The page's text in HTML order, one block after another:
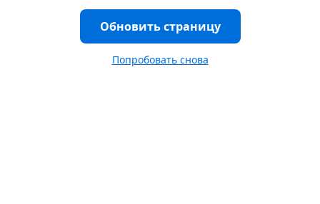
Обновить страницу
Попробовать снова